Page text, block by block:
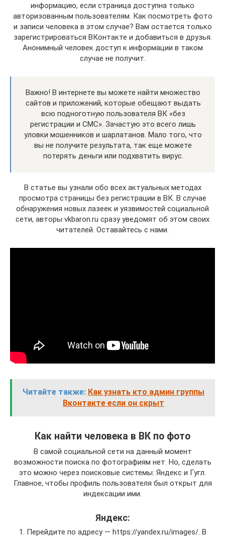
информацию, если страница доступна только
авторизованным пользователям. Как посмотреть фото
и записи человека в этом случае? Вам остается только
зарегистрироваться ВКонтакте и добавиться в друзья.
Анонимный человек доступ к информации в таком
случае не получит.
Важно! В интернете вы можете найти множество
сайтов и приложений, которые обещают выдать
всю подноготную пользователя ВК «без
регистрации и СМС». Зачастую это всего лишь
уловки мошенников и шарлатанов. Мало того, что
вы не получите результата, так еще можете
потерять деньги или подхватить вирус.
В статье вы узнали обо всех актуальных методах
просмотра страницы без регистрации в ВК. В случае
обнаружения новых лазеек и уязвимостей социальной
сети, авторы vkbaron.ru сразу уведомят об этом своих
читателей. Оставайтесь с нами.
Читайте также: Как узнать кто админ группы
Вконтакте если он скрыт
Как найти человека в ВК по фото
В самой социальной сети на данный момент
возможности поиска по фотографиям нет. Но, сделать
это можно через поисковые системы: Яндекс и Гугл.
Главное, чтобы профиль пользователя был открыт для
индексации ими.
Яндекс:
1. Перейдите по адресу — https://yandex.ru/images/. В